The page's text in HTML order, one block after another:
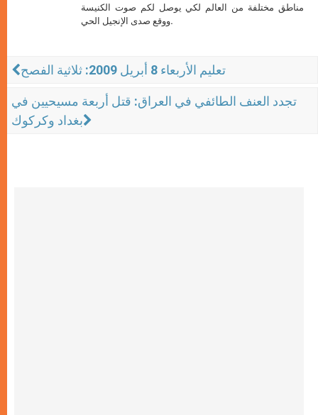
مناطق مختلفة من العالم لكي يوصل لكم صوت الكنيسة
ووقع صدى الإنجيل الحي.
تعليم الأربعاء 8 أبريل 2009: ثلاثية الفصح
تجدد العنف الطائفي في العراق: قتل أربعة مسيحيين في
بغداد وكركوك